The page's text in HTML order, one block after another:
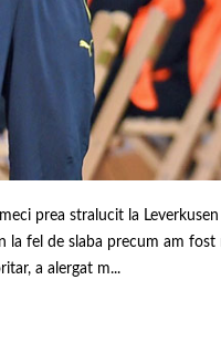
prea stralucit la
la fel de slaba precum am
a alergat m...